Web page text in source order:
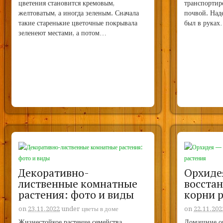
цветения становится кремовым,
желтоватым, а иногда зеленым. Сначала
такие старенькие цветочные покрывала
зеленеют местами, а потом…
почвой.
был в
Декоративно-
лиственные комнатные
растения: фото и виды
on 23.11.2022 underцветы в доме
корни
on